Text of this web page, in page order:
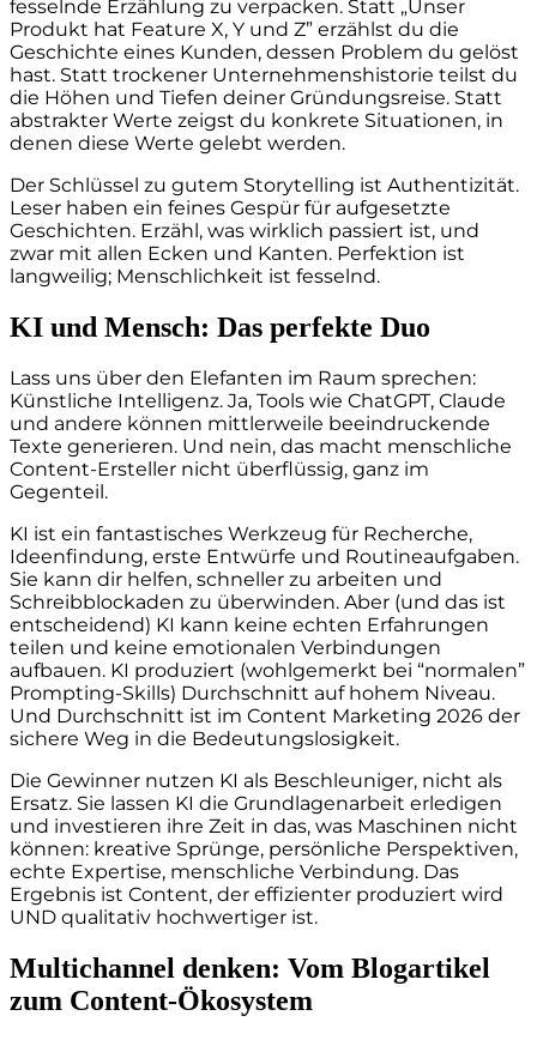
fesselnde Erzählung zu verpacken. Statt „Unser
Produkt hat Feature X, Y und Z” erzählst du die
Geschichte eines Kunden, dessen Problem du gelöst
hast. Statt trockener Unternehmenshistorie teilst du
die Höhen und Tiefen deiner Gründungsreise. Statt
abstrakter Werte zeigst du konkrete Situationen, in
denen diese Werte gelebt werden.
Der Schlüssel zu gutem Storytelling ist Authentizität.
Leser haben ein feines Gespür für aufgesetzte
Geschichten. Erzähl, was wirklich passiert ist, und
zwar mit allen Ecken und Kanten. Perfektion ist
langweilig; Menschlichkeit ist fesselnd.
KI und Mensch: Das perfekte Duo
Lass uns über den Elefanten im Raum sprechen:
Künstliche Intelligenz. Ja, Tools wie ChatGPT, Claude
und andere können mittlerweile beeindruckende
Texte generieren. Und nein, das macht menschliche
Content-Ersteller nicht überflüssig, ganz im
Gegenteil.
KI ist ein fantastisches Werkzeug für Recherche,
Ideenfindung, erste Entwürfe und Routineaufgaben.
Sie kann dir helfen, schneller zu arbeiten und
Schreibblockaden zu überwinden. Aber (und das ist
entscheidend) KI kann keine echten Erfahrungen
teilen und keine emotionalen Verbindungen
aufbauen. KI produziert (wohlgemerkt bei “normalen”
Prompting-Skills) Durchschnitt auf hohem Niveau.
Und Durchschnitt ist im Content Marketing 2026 der
sichere Weg in die Bedeutungslosigkeit.
Die Gewinner nutzen KI als Beschleuniger, nicht als
Ersatz. Sie lassen KI die Grundlagenarbeit erledigen
und investieren ihre Zeit in das, was Maschinen nicht
können: kreative Sprünge, persönliche Perspektiven,
echte Expertise, menschliche Verbindung. Das
Ergebnis ist Content, der effizienter produziert wird
UND qualitativ hochwertiger ist.
Multichannel denken: Vom Blogartikel
zum Content-Ökosystem